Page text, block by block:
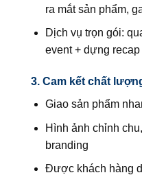
ra mắt sản phẩm,
Dịch vụ trọn gói:
event + dựng
3. Cam kết chất
Giao sản phẩm
Hình ảnh chỉnh
branding
Được khách hàng